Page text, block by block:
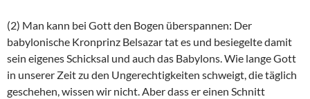
(2) Man kann bei Gott den Bogen überspannen: Der
babylonische Kronprinz Belsazar tat es und besiegelte damit
sein eigenes Schicksal und auch das Babylons. Wie lange Gott
in unserer Zeit zu den Ungerechtigkeiten schweigt, die täglich
geschehen, wissen wir nicht. Aber dass er einen Schnitt